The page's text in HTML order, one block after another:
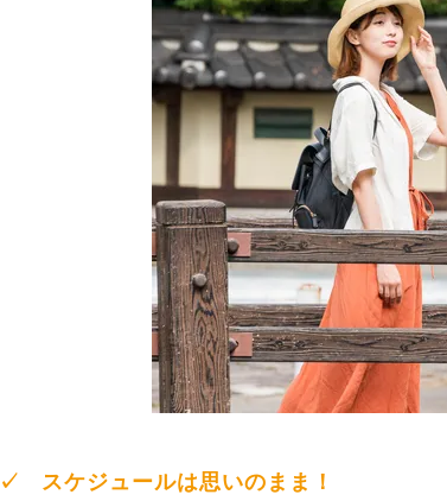
✓ スケジュールは思いのまま！